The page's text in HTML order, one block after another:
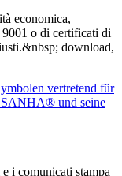
economica,
o di certificati di
download,
i comunicati stampa